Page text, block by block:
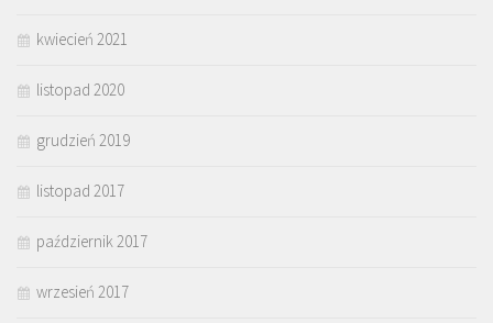
kwiecień 2021
listopad 2020
grudzień 2019
listopad 2017
październik 2017
wrzesień 2017